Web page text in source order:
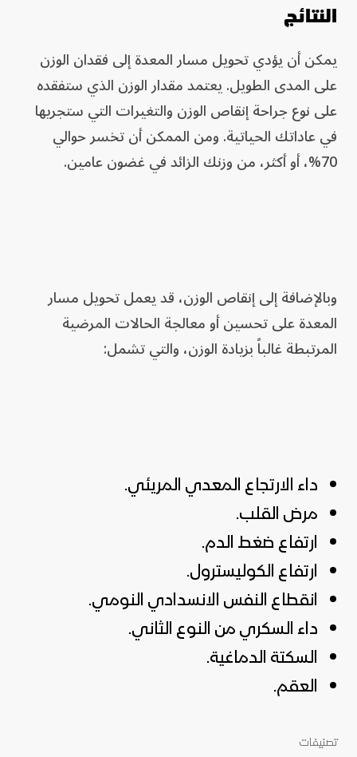
النتائج
يمكن أن يؤدي تحويل مسار المعدة إلى فقدان الوزن
على المدى الطويل. يعتمد مقدار الوزن الذي ستفقده
على نوع جراحة إنقاص الوزن والتغيرات التي ستجريها
في عاداتك الحياتية. ومن الممكن أن تخسر حوالي
70%، أو أكثر، من وزنك الزائد في غضون عامين.
وبالإضافة إلى إنقاص الوزن، قد يعمل تحويل مسار
المعدة على تحسين أو معالجة الحالات المرضية
المرتبطة غالباً بزيادة الوزن، والتي تشمل:
داء الارتجاع المعدي المريئي.
مرض القلب.
ارتفاع ضغط الدم.
ارتفاع الكوليسترول.
انقطاع النفس الانسدادي النومي.
داء السكري من النوع الثاني.
السكتة الدماغية.
العقم.
تصنيفات